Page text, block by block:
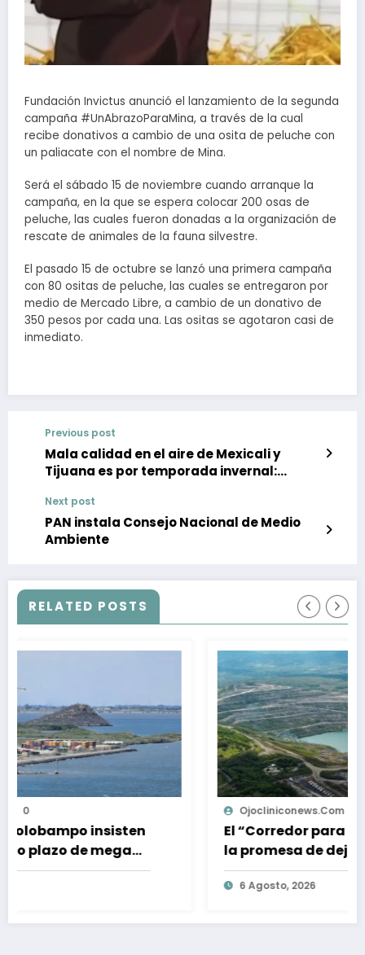
Fundación Invictus anunció el lanzamiento de la segunda
campaña #UnAbrazoParaMina, a través de la cual
recibe donativos a cambio de una osita de peluche con
un paliacate con el nombre de Mina.
Será el sábado 15 de noviembre cuando arranque la
campaña, en la que se espera colocar 200 osas de
peluche, las cuales fueron donadas a la organización de
rescate de animales de la fauna silvestre.
El pasado 15 de octubre se lanzó una primera campaña
con 80 ositas de peluche, las cuales se entregaron por
medio de Mercado Libre, a cambio de un donativo de
350 pesos por cada una. Las ositas se agotaron casi de
inmediato.
Previous post
Mala calidad en el aire de Mexicali y
Tijuana es por temporada invernal:
Next post
PAN instala Consejo Nacional de Medio
Ambiente
RELATED POSTS
0
El “Corredor para la vida”: 4 años de
la promesa de dejar atrás el carbón
en el Cesar, Colombia